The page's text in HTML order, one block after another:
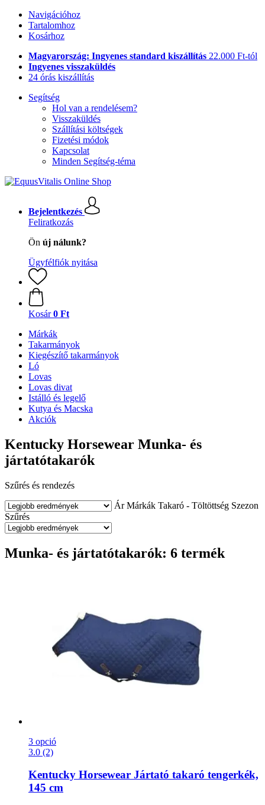
Navigációhoz
Tartalomhoz
Kosárhoz
Magyarország: Ingyenes standard kiszállítás 22.000 Ft-tól
Ingyenes visszaküldés
24 órás kiszállítás
Segítség
Hol van a rendelésem?
Visszaküldés
Szállítási költségek
Fizetési módok
Kapcsolat
Minden Segítség-téma
Bejelentkezés
Feliratkozás
Ön új nálunk?
Ügyfélfiók nyitása
Kosár 0 Ft
Márkák
Takarmányok
Kiegészítő takarmányok
Ló
Lovas
Lovas divat
Istálló és legelő
Kutya és Macska
Akciók
Kentucky Horsewear Munka- és
jártatótakarók
Szűrés és rendezés
Ár Márkák Takaró - Töltöttség Szezon
Szűrés
Munka- és jártatótakarók: 6 termék
3 opció
3.0 (2)
Kentucky Horsewear Jártató takaró tengerkék,
145 cm